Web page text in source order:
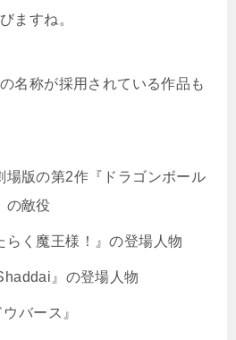
ますね。
名称が採用されている作品も
場版の第2作『ドラゴンボール
の敵役
らく魔王様！』の登場人物
』の登場人物
バース』